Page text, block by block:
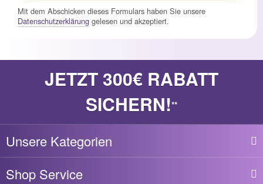
Mit dem Abschicken dieses Formulars haben Sie unsere
Datenschutzerklärung gelesen und akzeptiert.
JETZT 300€ RABATT
SICHERN!**
Unsere Kategorien
Shop Service